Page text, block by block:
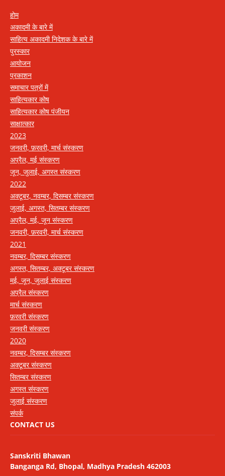
होम
अकादमी के बारे में
साहित्य अकादमी निदेशक के बारे में
पुरस्कार
आयोजन
प्रकाशन
समाचार पत्रों में
साहित्यकार कोष
साहित्यकार कोष पंजीयन
साक्षात्कार
2023
जनवरी, फ़रवरी, मार्च संस्करण
अप्रैल, मई संस्करण
जून, जुलाई, अगस्त संस्करण
2022
अक्टूबर, नवम्बर, दिसम्बर संस्करण
जुलाई, अगस्त, सितम्बर संस्करण
अप्रैल, मई, जून संस्करण
जनवरी, फ़रवरी, मार्च संस्करण
2021
नवम्बर, दिसम्बर संस्करण
अगस्त, सितम्बर, अक्टूबर संस्करण
मई, जून, जुलाई संस्करण
अप्रैल संस्करण
मार्च संस्करण
फ़रवरी संस्करण
जनवरी संस्करण
2020
नवम्बर, दिसम्बर संस्करण
अक्टूबर संस्करण
सितम्बर संस्करण
अगस्त संस्करण
जुलाई संस्करण
संपर्क
CONTACT US
Sanskriti Bhawan
Banganga Rd, Bhopal, Madhya Pradesh 462003